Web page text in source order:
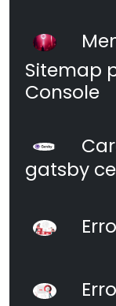
Sitemap
Console
gatsby